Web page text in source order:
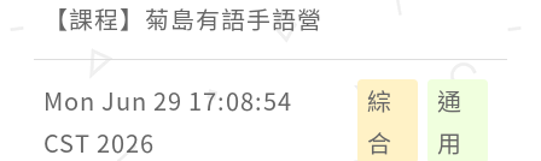
【課程】菊島有語手語營
Mon Jun 29 17:08:54
CST 2026
綜
合
通
用